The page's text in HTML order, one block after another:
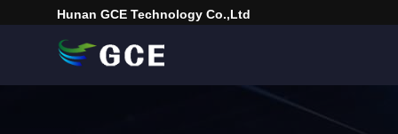
Hunan GCE Technology Co.,Ltd